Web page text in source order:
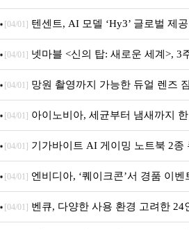
[04/01] 텐센트, AI 모델 ‘Hy3’ 글로벌 제
[04/01] 넷마블 <신의 탑: 새로운 세계>, 3
[04/01] 망원 촬영까지 가능한 듀얼 렌즈
켓 4P
[04/01] 아이노비아, 세균부터 냄새까지
고 살균 탈취기’ 출시
[04/01] 기가바이트 AI 게이밍 노트북 2종
GAMING A16 할인 진행
[04/01] 엔비디아, ‘퀘이크콘’서 경품 이
E-데이’ DLSS 지원
[04/01] 벤큐, 다양한 사용 환경 고려한 24